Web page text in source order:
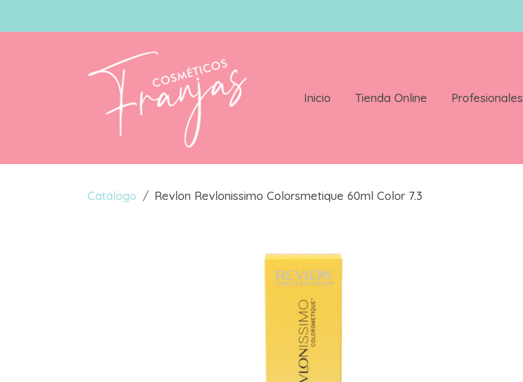
Inicio Tienda Online Profesionales
Catálogo Revlon Revlonissimo Colorsmetique 60ml Color 7.3